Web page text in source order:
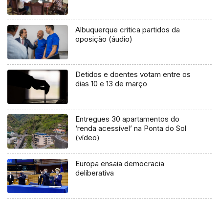
Albuquerque critica partidos da
oposição (áudio)
Detidos e doentes votam entre os
dias 10 e 13 de março
Entregues 30 apartamentos do
‘renda acessível’ na Ponta do Sol
(vídeo)
Europa ensaia democracia
deliberativa